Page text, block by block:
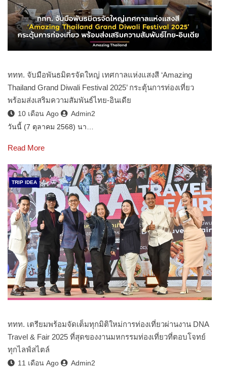
ททท. จับมือพันธมิตรจัดใหญ่ เทศกาลแห่งแสงสี ‘Amazing
Thailand Grand Diwali Festival 2025’ กระตุ้นการท่องเที่ยว
พร้อมส่งเสริมความสัมพันธ์ไทย-อินเดีย
10 เดือน Ago
Admin2
วันนี้ (7 ตุลาคม 2568) นา…
Read More
TRIP IDEA
ททท. เตรียมพร้อมจัดเต็มทุกมิติใหม่การท่องเที่ยวผ่านงาน DNA
Travel & Fair 2025 ที่สุดของงานมหกรรมท่องเที่ยวที่ตอบโจทย์
ทุกไลฟ์สไตล์
11 เดือน Ago
Admin2